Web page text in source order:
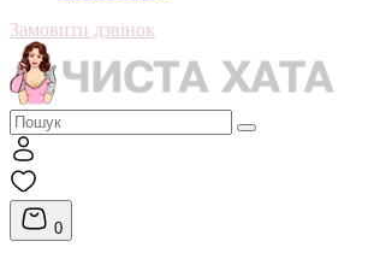
Замовити дзвінок
0